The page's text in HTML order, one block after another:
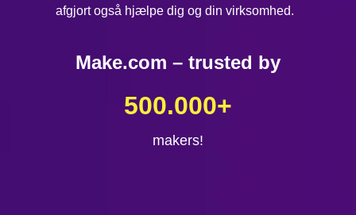
afgjort også hjælpe dig og din virksomhed.
Make.com – trusted by
makers!
500.000+